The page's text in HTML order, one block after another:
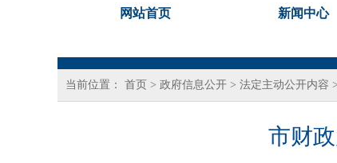
网站首页 新闻中心
当前位置： 首页 > 政府信息公开 > 法定主动公开内容 >
市财